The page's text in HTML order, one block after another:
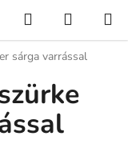
KeresésKOSÁR
sárga varrással